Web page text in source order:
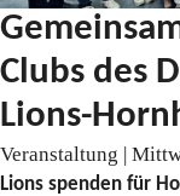
Clubs des
Lions-
Veranstaltung |
Lions spenden für